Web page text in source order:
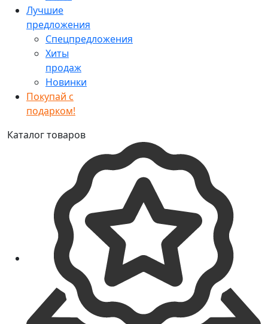
Лучшие
предложения
Спецпредложения
Хиты
продаж
Новинки
Покупай с
подарком!
Каталог товаров